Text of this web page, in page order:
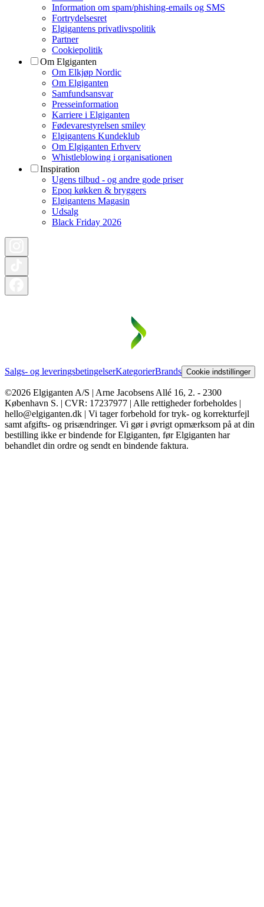
Information om spam/phishing-emails og SMS
Fortrydelsesret
Elgigantens privatlivspolitik
Partner
Cookiepolitik
Om Elgiganten
Om Elkjøp Nordic
Om Elgiganten
Samfundsansvar
Presseinformation
Karriere i Elgiganten
Fødevarestyrelsen smiley
Elgigantens Kundeklub
Om Elgiganten Erhverv
Whistleblowing i organisationen
Inspiration
Ugens tilbud - og andre gode priser
Epoq køkken & bryggers
Elgigantens Magasin
Udsalg
Black Friday 2026
Salgs- og leveringsbetingelserKategorierBrands Cookie indstillinger
©2026 Elgiganten A/S | Arne Jacobsens Allé 16, 2. - 2300
København S. | CVR: 17237977 | Alle rettigheder forbeholdes |
hello@elgiganten.dk | Vi tager forbehold for tryk- og korrekturfejl
samt afgifts- og prisændringer. Vi gør i øvrigt opmærksom på at din
bestilling ikke er bindende for Elgiganten, før Elgiganten har
behandlet din ordre og sendt en bindende faktura.